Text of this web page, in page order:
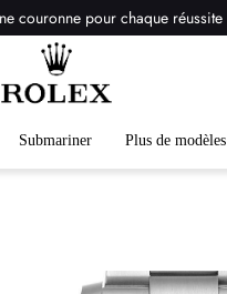
couronne pour chaque réussite
Submariner Plus de modèles